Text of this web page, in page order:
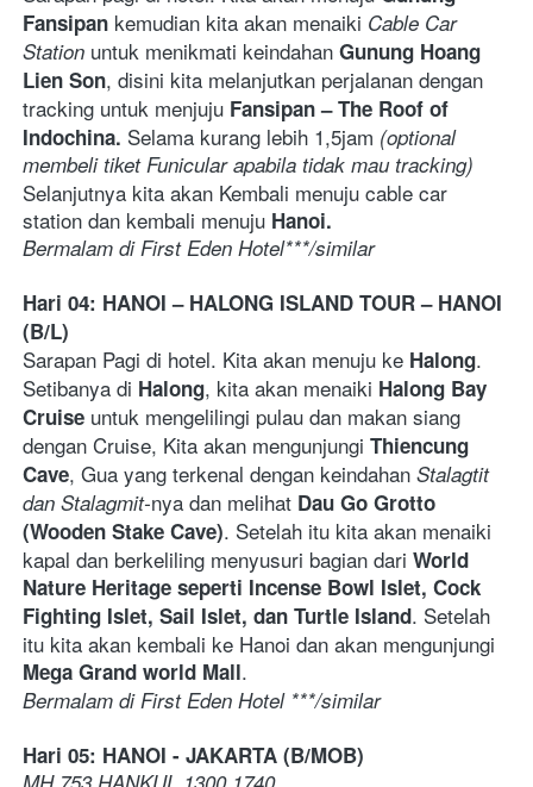
Fansipan kemudian kita akan menaiki Cable Car
Station untuk menikmati keindahan Gunung Hoang
Lien Son, disini kita melanjutkan perjalanan dengan
tracking untuk menjuju Fansipan – The Roof of
Indochina. Selama kurang lebih 1,5jam (optional
Selanjutnya kita akan Kembali menuju cable car
station dan kembali menuju Hanoi.
Bermalam di First Eden Hotel***/similar
Hari 04: HANOI – HALONG ISLAND TOUR – HANOI
(B/L)
Sarapan Pagi di hotel. Kita akan menuju ke Halong.
Setibanya di Halong, kita akan menaiki Halong Bay
Cruise untuk mengelilingi pulau dan makan siang
dengan Cruise, Kita akan mengunjungi Thiencung
Cave, Gua yang terkenal dengan keindahan Stalagtit
dan Stalagmit-nya dan melihat Dau Go Grotto
(Wooden Stake Cave). Setelah itu kita akan menaiki
kapal dan berkeliling menyusuri bagian dari World
Nature Heritage seperti Incense Bowl Islet, Cock
Fighting Islet, Sail Islet, dan Turtle Island. Setelah
Mega Grand world Mall.
Bermalam di First Eden Hotel ***/similar
Hari 05: HANOI - JAKARTA (B/MOB)